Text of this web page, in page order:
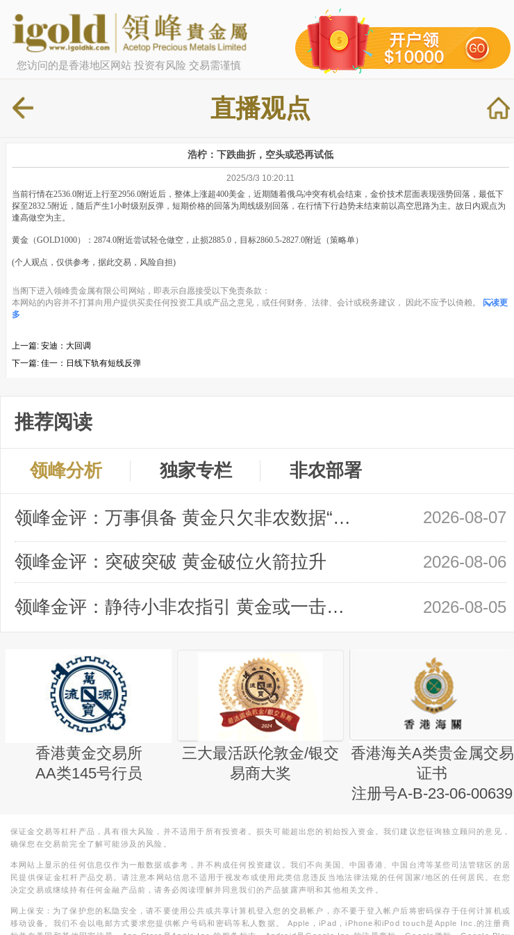
您访问的是香港地区网站 投资有风险 交易需谨慎
直播观点
浩柠：下跌曲折，空头或恐再试低
2025/3/3 10:20:11
当前行情在2536.0附近上行至2956.0附近后，整体上涨超400美金，近期随着俄乌冲突有机会结束，金价技术层面表现强势回落，最低下
探至2832.5附近，随后产生1小时级别反弹，短期价格的回落为周线级别回落，在行情下行趋势未结束前以高空思路为主。故日内观点为
逢高做空为主。
黄金（GOLD1000）：2874.0附近尝试轻仓做空，止损2885.0，目标2860.5-2827.0附近（策略单）
(个人观点，仅供参考，据此交易，风险自担)
当阁下进入领峰贵金属有限公司网站，即表示自愿接受以下免责条款：
本网站的内容并不打算向用户提供买卖任何投资工具或产品之意见，或任何财务、法律、会计或税务建议， 因此不应予以倚赖。
阅读更
多
上一篇: 安迪：大回调
下一篇: 佳一：日线下轨有短线反弹
推荐阅读
领峰分析 独家专栏 非农部署
领峰金评：万事俱备 黄金只欠非农数据“东风” 2026-08-07
领峰金评：突破突破 黄金破位火箭拉升 2026-08-06
领峰金评：静待小非农指引 黄金或一击破局 2026-08-05
香港黄金交易所
AA类145号行员
三大最活跃伦敦金/银交
易商大奖
香港海关A类贵金属交易
证书
注册号A-B-23-06-00639
保证金交易等杠杆产品，具有很大风险，并不适用于所有投资者。损失可能超出您的初始投入资金。我们建议您征询独立顾问的意见，
确保您在交易前完全了解可能涉及的风险。
本网站上显示的任何信息仅作为一般数据或参考，并不构成任何投资建议。我们不向美国、中国香港、中国台湾等某些司法管辖区的居
民提供保证金杠杆产品交易。请注意本网站信息不适用于视发布或使用此类信息违反当地法律法规的任何国家/地区的任何居民。在您
决定交易或继续持有任何金融产品前，请务必阅读理解并同意我们的产品披露声明和其他相关文件。
网上保安：为了保护您的私隐安全，请不要使用公共或共享计算机登入您的交易帐户，亦不要于登入帐户后将密码保存于任何计算机或
移动设备。我们不会以电邮方式要求您提供帐户号码和密码等私人数据。 Apple，iPad，iPhone和iPod touch是Apple Inc.的注册商